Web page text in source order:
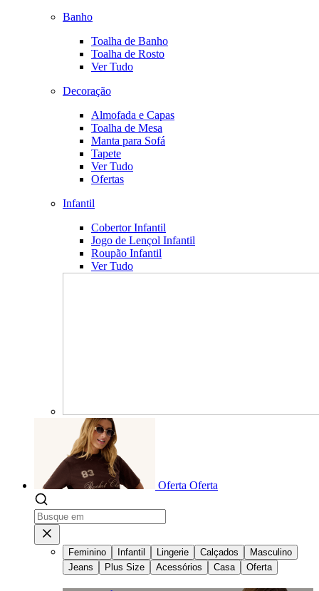
Banho
Toalha de Banho
Toalha de Rosto
Ver Tudo
Decoração
Almofada e Capas
Toalha de Mesa
Manta para Sofá
Tapete
Ver Tudo
Ofertas
Infantil
Cobertor Infantil
Jogo de Lençol Infantil
Roupão Infantil
Ver Tudo
Oferta Oferta
Feminino Infantil Lingerie Calçados
Masculino
Jeans
Plus Size Acessórios Casa Oferta